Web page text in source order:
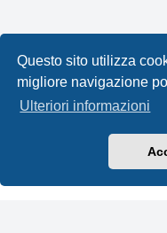
Questo sito utilizza
migliore navigazione
Ulteriori informazioni
Creato daphpBB®
Leenoz.com
Condizioni|Tutti